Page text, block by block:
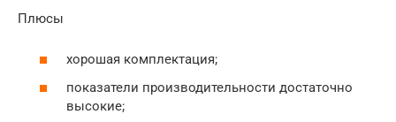
Плюсы
хорошая комплектация;
показатели производительности достаточно
высокие;